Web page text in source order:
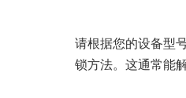
请根据您的设备型
锁方法。这通常能